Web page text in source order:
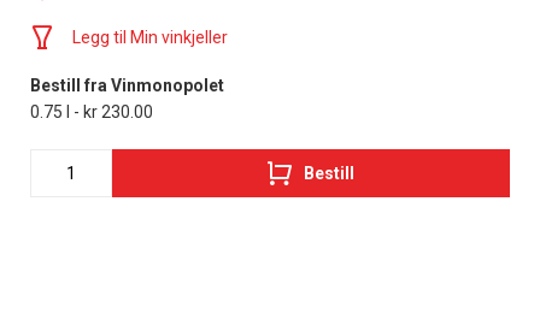
Legg til Min vinkjeller
Bestill fra Vinmonopolet
0.75 l - kr 230.00
Bestill